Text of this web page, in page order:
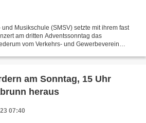
Musikschule (SMSV) setzte mit ihrem fast
am dritten Adventssonntag das
vom Verkehrs- und Gewerbeverein
am Sonntag, 15 Uhr
heraus
07:40